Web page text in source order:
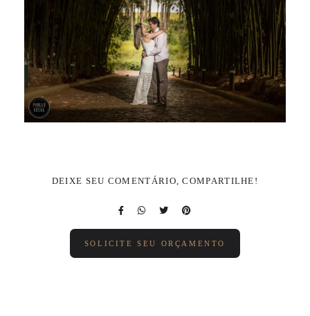
DEIXE SEU COMENTÁRIO, COMPARTILHE!
SOLICITE SEU ORÇAMENTO